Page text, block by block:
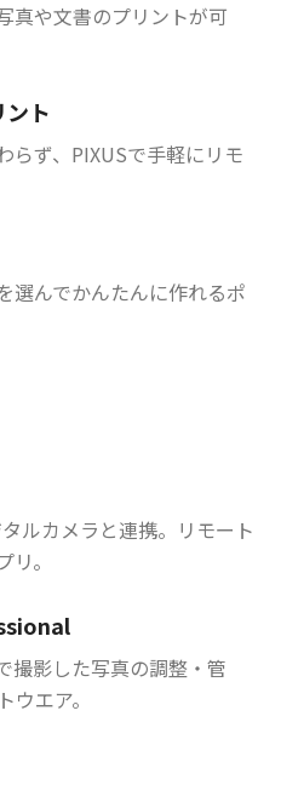
真や文書のプリントが可
ト
らず、PIXUSで手軽にリモ
選んでかんたんに作れるポ
ルカメラと連携。リモート
。
撮影した写真の調整・管
エア。